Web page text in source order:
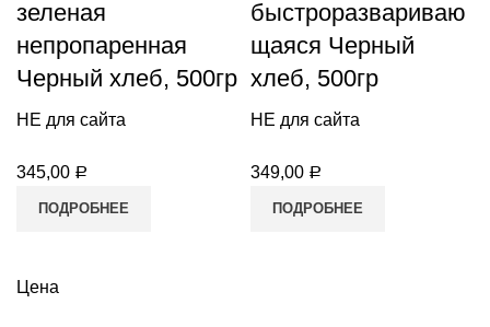
Цена
зеленая
непропаренная
Черный хлеб, 500гр
НЕ для сайта
345,00 Р
ПОДРОБНЕЕ
быстроразвариваю
щаяся Черный
хлеб, 500гр
НЕ для сайта
349,00 Р
ПОДРОБНЕЕ